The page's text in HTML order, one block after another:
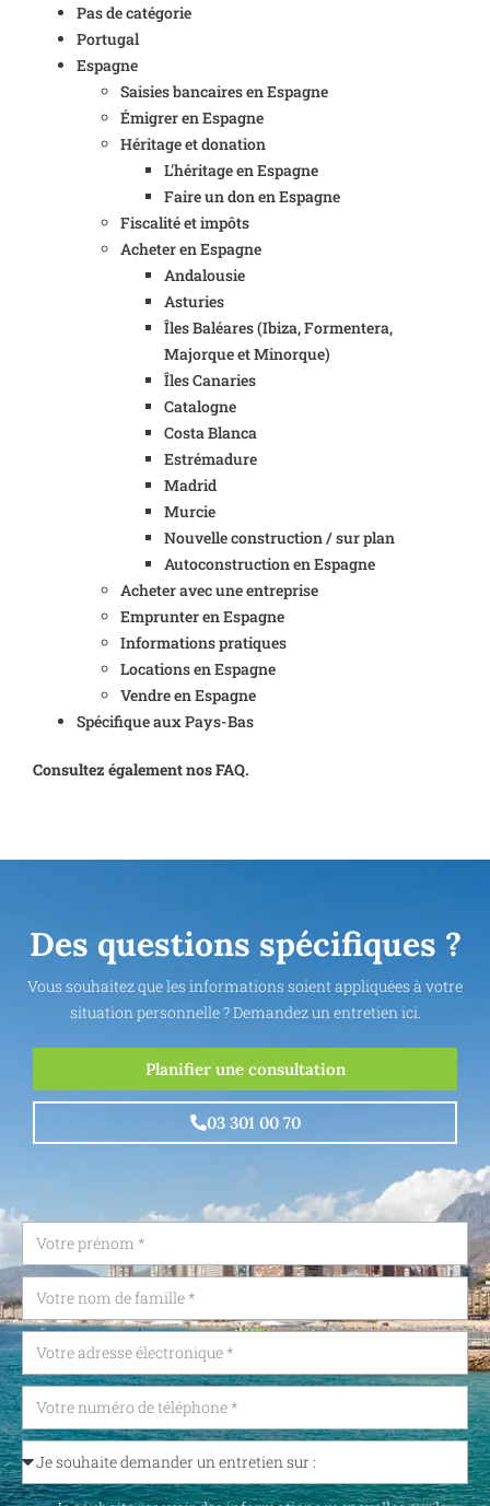
Pas de catégorie
Portugal
Espagne
Saisies bancaires en Espagne
Émigrer en Espagne
Héritage et donation
L'héritage en Espagne
Faire un don en Espagne
Fiscalité et impôts
Acheter en Espagne
Andalousie
Asturies
Îles Baléares (Ibiza, Formentera,
Majorque et Minorque)
Îles Canaries
Catalogne
Costa Blanca
Estrémadure
Madrid
Murcie
Nouvelle construction / sur plan
Autoconstruction en Espagne
Acheter avec une entreprise
Emprunter en Espagne
Informations pratiques
Locations en Espagne
Vendre en Espagne
Spécifique aux Pays-Bas
Consultez également nos FAQ.
Des questions spécifiques ?
Vous souhaitez que les informations soient appliquées à votre
situation personnelle ? Demandez un entretien ici.
Planifier une consultation
03 301 00 70